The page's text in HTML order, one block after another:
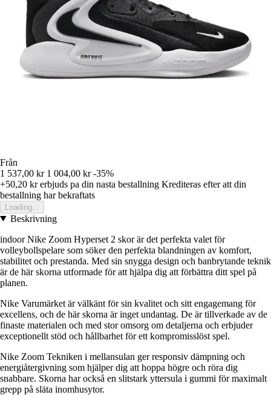
Från
1 537,00 kr 1 004,00 kr -35%
+50,20 krerbjuds pa din nasta bestallning Krediteras efter att din
bestallning har bekraftats
Loading...
Beskrivning
indoor Nike Zoom Hyperset 2 skor är det perfekta valet för
volleybollspelare som söker den perfekta blandningen av komfort,
stabilitet och prestanda. Med sin snygga design och banbrytande teknik
är de här skorna utformade för att hjälpa dig att förbättra ditt spel på
planen.
Nike Varumärket är välkänt för sin kvalitet och sitt engagemang för
excellens, och de här skorna är inget undantag. De är tillverkade av de
finaste materialen och med stor omsorg om detaljerna och erbjuder
exceptionellt stöd och hållbarhet för ett kompromisslöst spel.
Nike Zoom Tekniken i mellansulan ger responsiv dämpning och
energiåtergivning som hjälper dig att hoppa högre och röra dig
snabbare. Skorna har också en slitstark yttersula i gummi för maximalt
grepp på släta inomhusytor.